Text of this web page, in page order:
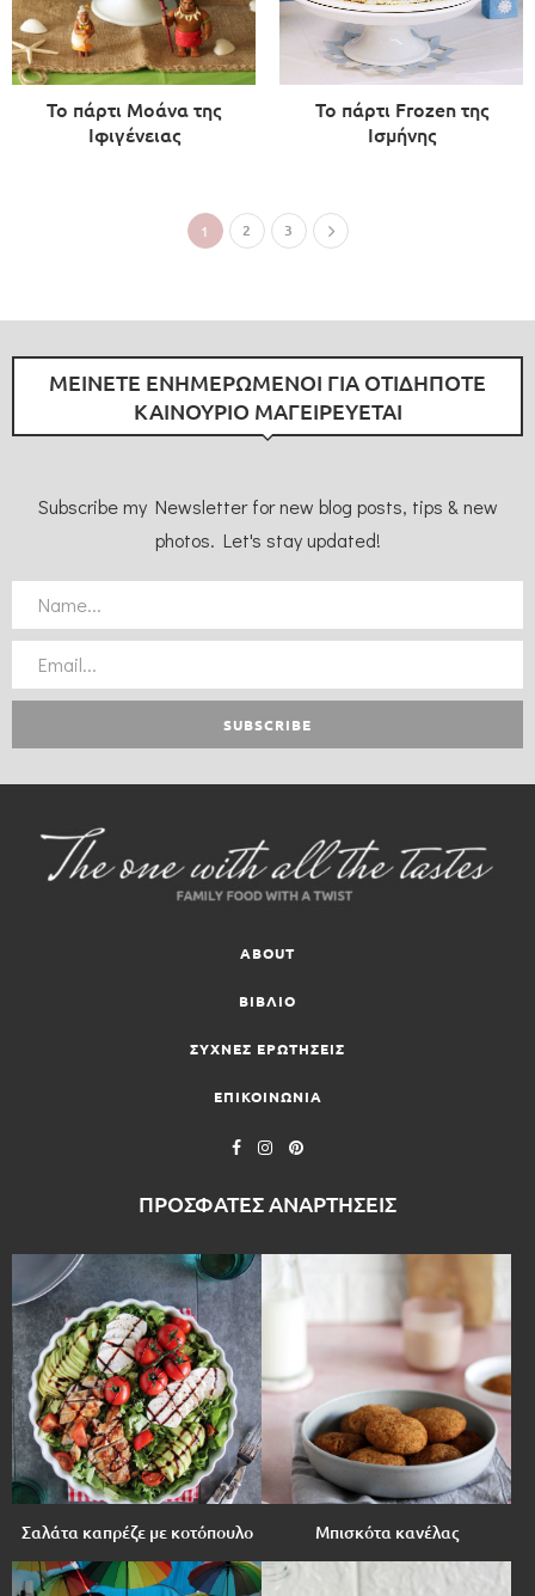
Το πάρτι Μοάνα της
Ιφιγένειας
Το πάρτι Frozen της
Ισμήνης
1 2 3
ΜΕΙΝΕΤΕ ΕΝΗΜΕΡΩΜΕΝΟΙ ΓΙΑ ΟΤΙΔΗΠΟΤΕ
ΚΑΙΝΟΥΡΙΟ ΜΑΓΕΙΡΕΥΕΤΑΙ
Subscribe my Newsletter for new blog posts, tips & new
photos. Let's stay updated!
ABOUT
ΒΙΒΛΙΟ
ΣΥΧΝΕΣ ΕΡΩΤΗΣΕΙΣ
ΕΠΙΚΟΙΝΩΝΙΑ
ΠΡΟΣΦΑΤΕΣ ΑΝΑΡΤΗΣΕΙΣ
Σαλάτα καπρέζε με κοτόπουλο Μπισκότα κανέλας